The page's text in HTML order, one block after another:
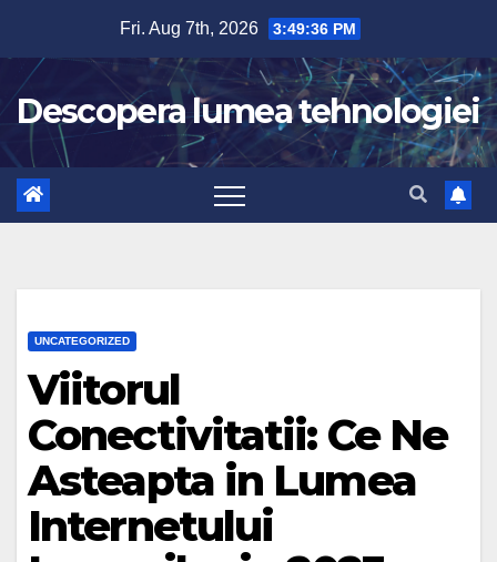
content
Fri. Aug 7th, 2026 3:49:37 PM
Descopera lumea tehnologiei
UNCATEGORIZED
Viitorul
Conectivitatii: Ce Ne
Asteapta in Lumea
Internetului